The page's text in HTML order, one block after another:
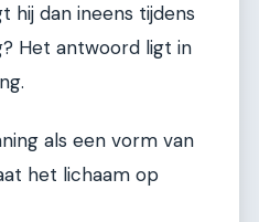
hij dan ineens tijdens
Het antwoord ligt in
als een vorm van
het lichaam op